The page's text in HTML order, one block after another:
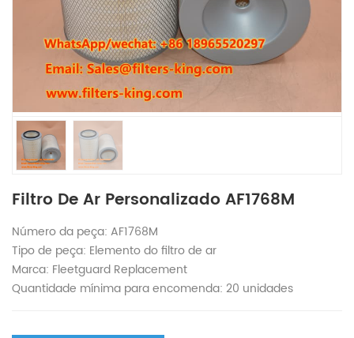
Filtro De Ar Personalizado AF1768M
Número da peça: AF1768M
Tipo de peça: Elemento do filtro de ar
Marca: Fleetguard Replacement
Quantidade mínima para encomenda: 20 unidades